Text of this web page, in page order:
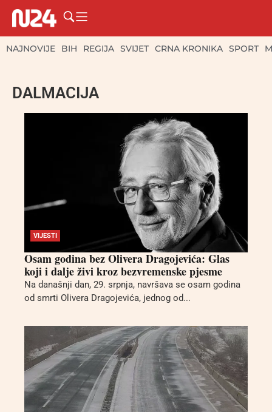
NAJNOVIJE BIH REGIJA SVIJET CRNA KRONIKA SPORT
DALMACIJA
VIJESTI
Osam godina bez Olivera Dragojevića: Glas
koji i dalje živi kroz bezvremenske pjesme
Na današnji dan, 29. srpnja, navršava se osam godina
od smrti Olivera Dragojevića, jednog od...